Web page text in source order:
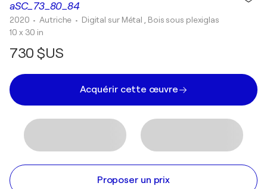
aSC_73_80_84
2020 • Autriche • Digital sur Métal , Bois sous plexiglas
10 x 30 in
730 $US
Acquérir cette œuvre
Proposer un prix